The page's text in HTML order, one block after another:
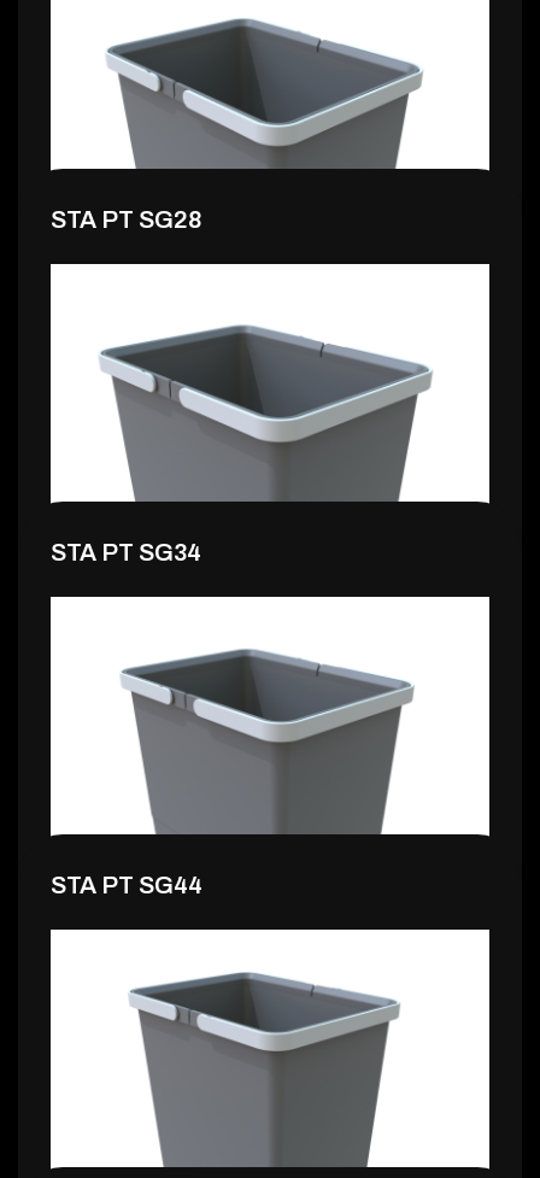
11,99 €
STA PT SG28
11,99 €
STA PT SG34
STA PT SG44